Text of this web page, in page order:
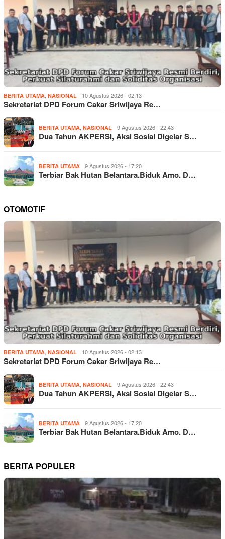
BERITA UTAMA, NASIONAL 10 Agustus 2026 - 02:13
Sekretariat DPD Forum Cakar Sriwijaya Re…
BERITA UTAMA, NASIONAL 9 Agustus 2026 - 22:43
Dua Tahun AKPERSI, Aksi Sosial Digelar S…
BERITA UTAMA 9 Agustus 2026 - 17:20
Terbiar Bak Hutan Belantara.Biduk Amo. D…
OTOMOTIF
BERITA UTAMA, NASIONAL 10 Agustus 2026 - 02:13
Sekretariat DPD Forum Cakar Sriwijaya Re…
BERITA UTAMA, NASIONAL 9 Agustus 2026 - 22:43
Dua Tahun AKPERSI, Aksi Sosial Digelar S…
BERITA UTAMA 9 Agustus 2026 - 17:20
Terbiar Bak Hutan Belantara.Biduk Amo. D…
BERITA POPULER